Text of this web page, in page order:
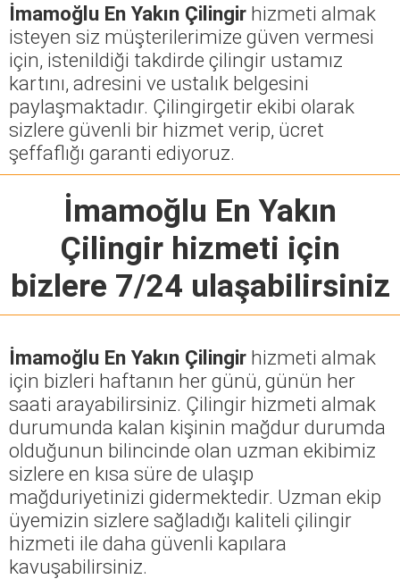
İmamoğlu En Yakın Çilingir hizmeti almak
isteyen siz müşterilerimize güven vermesi
için, istenildiği takdirde çilingir ustamız
kartını, adresini ve ustalık belgesini
paylaşmaktadır. Çilingirgetir ekibi olarak
sizlere güvenli bir hizmet verip, ücret
şeffaflığı garanti ediyoruz.
İmamoğlu En Yakın
Çilingirhizmeti için
bizlere 7/24 ulaşabilirsiniz
İmamoğlu En Yakın Çilingir hizmeti almak
için bizleri haftanın her günü, günün her
saati arayabilirsiniz. Çilingir hizmeti almak
durumunda kalan kişinin mağdur durumda
olduğunun bilincinde olan uzman ekibimiz
sizlere en kısa süre de ulaşıp
mağduriyetinizi gidermektedir. Uzman ekip
üyemizin sizlere sağladığı kaliteli çilingir
hizmeti ile daha güvenli kapılara
kavuşabilirsiniz.